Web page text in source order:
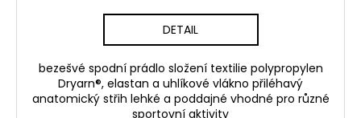
DETAIL
bezešvé spodní prádlo složení textilie polypropylen
Dryarn®, elastan a uhlíkové vlákno přiléhavý
anatomický střih lehké a poddajné vhodné pro různé
sportovní aktivity